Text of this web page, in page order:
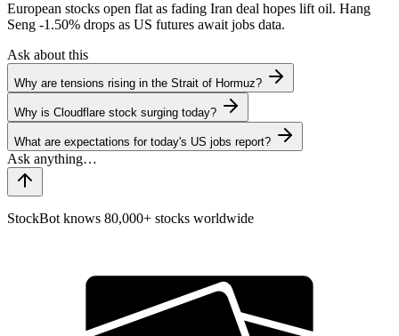
European stocks open flat as fading Iran deal hopes lift oil. Hang
Seng -1.50% drops as US futures await jobs data.
Ask about this
Why are tensions rising in the Strait of Hormuz?
Why is Cloudflare stock surging today?
What are expectations for today's US jobs report?
StockBot knows 80,000+ stocks worldwide